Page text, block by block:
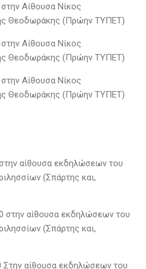
Αίθουσα Νίκος
Θεοδωράκης (Πρώην ΤΥΠΕΤ)
Αίθουσα Νίκος
Θεοδωράκης (Πρώην ΤΥΠΕΤ)
Αίθουσα Νίκος
Θεοδωράκης (Πρώην ΤΥΠΕΤ)
αίθουσα εκδηλώσεων του
(Σπάρτης και,
στην αίθουσα εκδηλώσεων του
(Σπάρτης και,
αίθουσα εκδηλώσεων του